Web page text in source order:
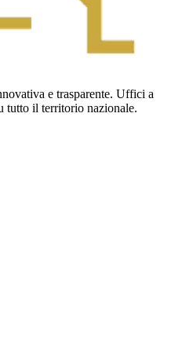
e trasparente. Uffici a
tutto il territorio nazionale.